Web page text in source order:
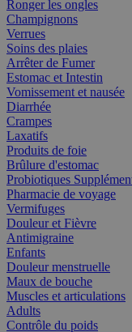
Ronger les ongles
Champignons
Verrues
Soins des plaies
Arrêter de Fumer
Estomac et Intestin
Vomissement et nausée
Diarrhée
Crampes
Laxatifs
Produits de foie
Brûlure d'estomac
Probiotiques
Pharmacie de voyage
Vermifuges
Douleur et Fièvre
Antimigraine
Enfants
Douleur menstruelle
Maux de bouche
Muscles et articulations
Adults
Contrôle du poids